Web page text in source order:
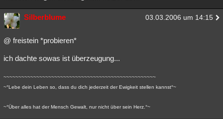
Silberblume 03.03.2006 um 14:15
@ freistein *probieren*
ich dachte sowas ist überzeugung...
~~~~~~~~~~~~~~~~~~~~~~~~~~~~~~~~~~~~~~~~~~~~~~~~~~~
~°Lebe dein Leben so, dass du dich jederzeit der Ewigkeit stellen kannst°~
~°Über alles hat der Mensch Gewalt, nur nicht über sein Herz.°~